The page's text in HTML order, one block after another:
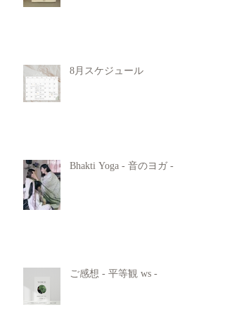
8月スケジュール
Bhakti Yoga - 音のヨガ -
ご感想 - 平等観 ws -